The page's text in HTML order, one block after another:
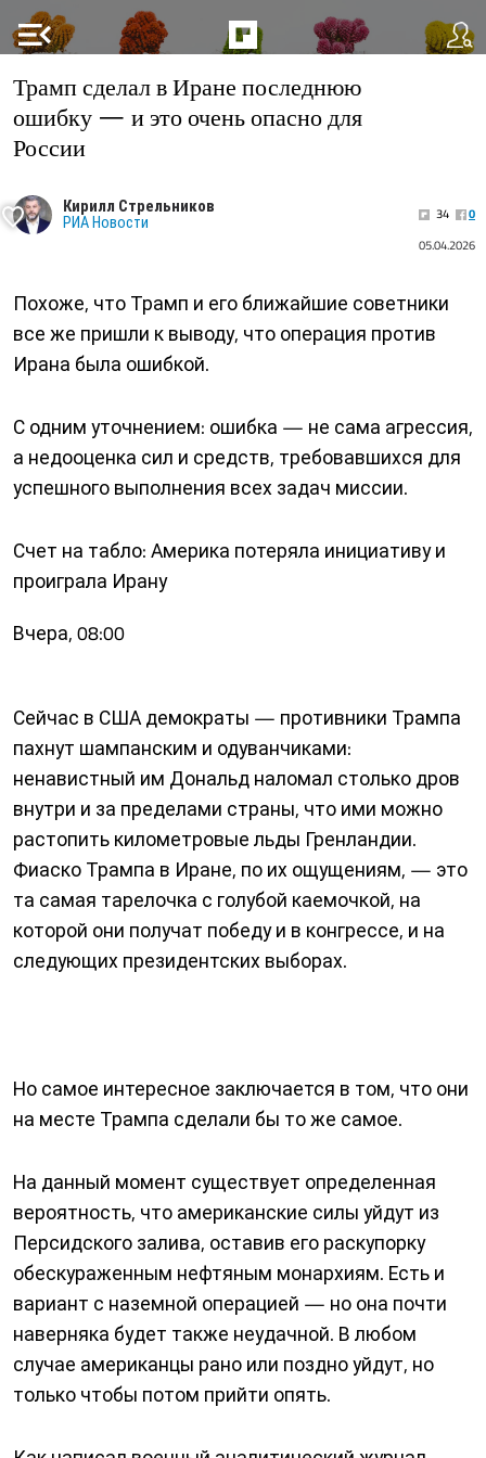
menu_open
Трамп сделал в Иране последнюю
ошибку — и это очень опасно для
России
Кирилл Стрельников
РИА Новости 34
0
05.04.2026
Похоже, что Трамп и его ближайшие советники
все же пришли к выводу, что операция против
Ирана была ошибкой.
С одним уточнением: ошибка — не сама агрессия,
а недооценка сил и средств, требовавшихся для
успешного выполнения всех задач миссии.
Счет на табло: Америка потеряла инициативу и
проиграла Ирану
Вчера, 08:00
Сейчас в США демократы — противники Трампа
пахнут шампанским и одуванчиками:
ненавистный им Дональд наломал столько дров
внутри и за пределами страны, что ими можно
растопить километровые льды Гренландии.
Фиаско Трампа в Иране, по их ощущениям, — это
та самая тарелочка с голубой каемочкой, на
которой они получат победу и в конгрессе, и на
следующих президентских выборах.
Но самое интересное заключается в том, что они
на месте Трампа сделали бы то же самое.
На данный момент существует определенная
вероятность, что американские силы уйдут из
Персидского залива, оставив его раскупорку
обескураженным нефтяным монархиям. Есть и
вариант с наземной операцией — но она почти
наверняка будет также неудачной. В любом
случае американцы рано или поздно уйдут, но
только чтобы потом прийти опять.